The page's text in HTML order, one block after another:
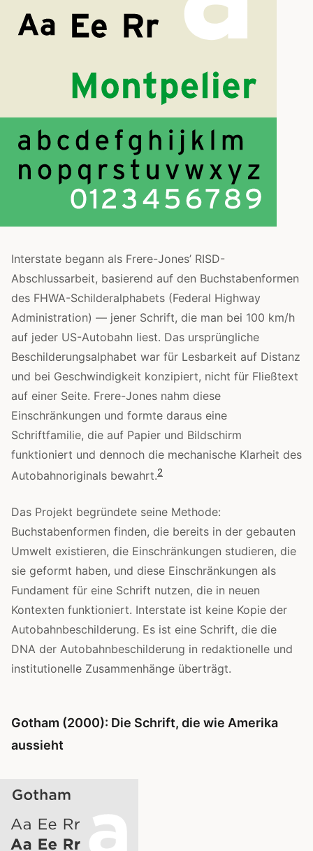
Interstate begann als Frere-Jones’ RISD-
Abschlussarbeit, basierend auf den Buchstabenformen
des FHWA-Schilderalphabets (Federal Highway
Administration) — jener Schrift, die man bei 100 km/h
auf jeder US-Autobahn liest. Das ursprüngliche
Beschilderungsalphabet war für Lesbarkeit auf Distanz
und bei Geschwindigkeit konzipiert, nicht für Fließtext
auf einer Seite. Frere-Jones nahm diese
Einschränkungen und formte daraus eine
Schriftfamilie, die auf Papier und Bildschirm
funktioniert und dennoch die mechanische Klarheit des
Autobahnoriginals bewahrt.2
Das Projekt begründete seine Methode:
Buchstabenformen finden, die bereits in der gebauten
Umwelt existieren, die Einschränkungen studieren, die
sie geformt haben, und diese Einschränkungen als
Fundament für eine Schrift nutzen, die in neuen
Kontexten funktioniert. Interstate ist keine Kopie der
Autobahnbeschilderung. Es ist eine Schrift, die die
DNA der Autobahnbeschilderung in redaktionelle und
institutionelle Zusammenhänge überträgt.
Gotham (2000): Die Schrift, die wie Amerika
aussieht